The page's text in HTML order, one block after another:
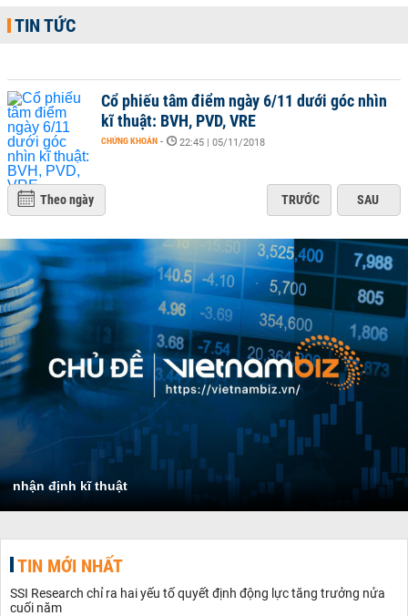
TIN TỨC
Cổ phiếu tâm điểm ngày 6/11 dưới góc nhìn
kĩ thuật: BVH, PVD, VRE
CHỨNG KHOÁN - 22:45 | 05/11/2018
Theo ngày TRƯỚC SAU
nhận định kĩ thuật
TIN MỚI NHẤT
SSI Research chỉ ra hai yếu tố quyết định động lực tăng trưởng nửa
cuối năm